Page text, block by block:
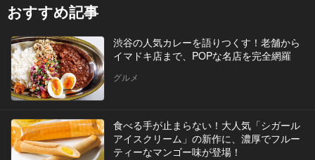
おすすめ記事
渋谷の人気カレーを語りつくす！老舗から
イマドキ店まで、POPな名店を完全網羅
グルメ
食べる手が止まらない！大人気「シガール
アイスクリーム」の新作に、濃厚でフルー
ティーなマンゴー味が登場！